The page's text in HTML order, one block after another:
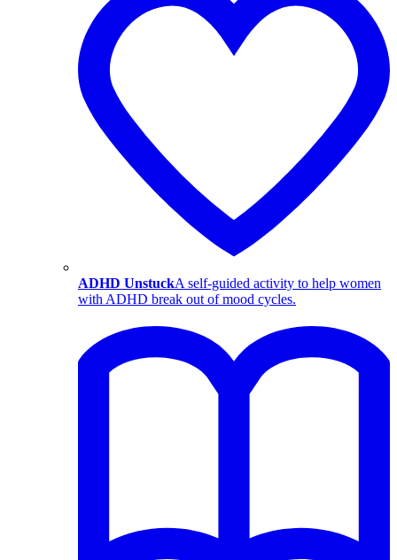
ADHD UnstuckA self-guided activity to help women
with ADHD break out of mood cycles.